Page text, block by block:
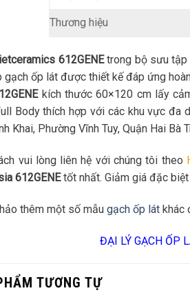
Thương hiệu
612GENEtrong bộ sưu tập
gạch ốp lát được thiết kế đáp ứng
kích thước 60×120 cm lấy
Body thích hợp với các khu vực đa
Khai, Phường Vĩnh Tuy, Quận Hai Bà
vui lòng liên hệ với chúng tôi theo
612GENEtốt nhất. Giảm giá đặc
thêm một số mẫu gạch ốp lát khác
ĐẠI LÝ GẠCH ỐP
TƯƠNG TỰ